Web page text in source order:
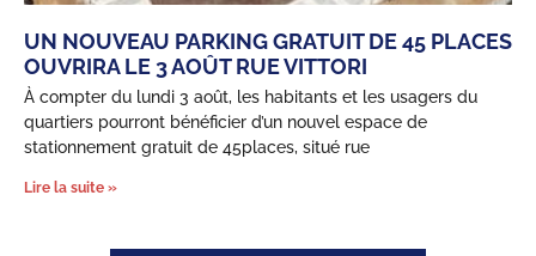
UN NOUVEAU PARKING GRATUIT DE 45 PLACES
OUVRIRA LE 3 AOÛT RUE VITTORI
À compter du lundi 3 août, les habitants et les usagers du
quartiers pourront bénéficier d’un nouvel espace de
stationnement gratuit de 45places, situé rue
Lire la suite »